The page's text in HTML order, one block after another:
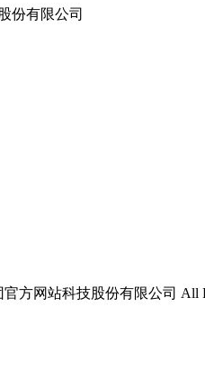
方网站科技股份有限公司 All